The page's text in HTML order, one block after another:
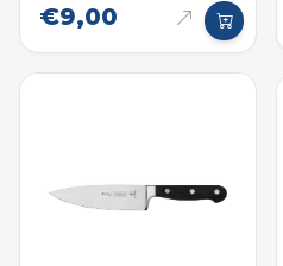
€9,00